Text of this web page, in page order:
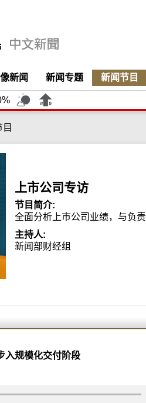
新闻 新闻专题 新闻节目
上市公司专访
节目简介:
全面分析上巿公司业绩，与负责
主持人:
新闻部财经组
入规模化交付阶段